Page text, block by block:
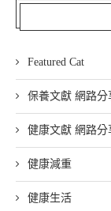
Featured Cat
保養文獻 網路分
健康文獻 網路分
健康減重
健康生活